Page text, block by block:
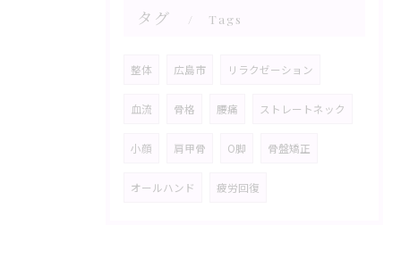
タグ Tags
整体 広島市 リラクゼーション
血流 骨格 腰痛 ストレートネック
小顔 肩甲骨 O脚 骨盤矯正
オールハンド 疲労回復